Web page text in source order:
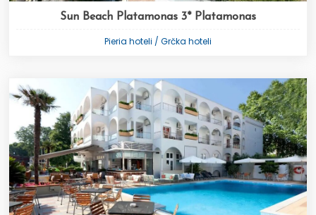
Sun Beach Platamonas 3* Platamonas
Pieria hoteli / Grčka hoteli